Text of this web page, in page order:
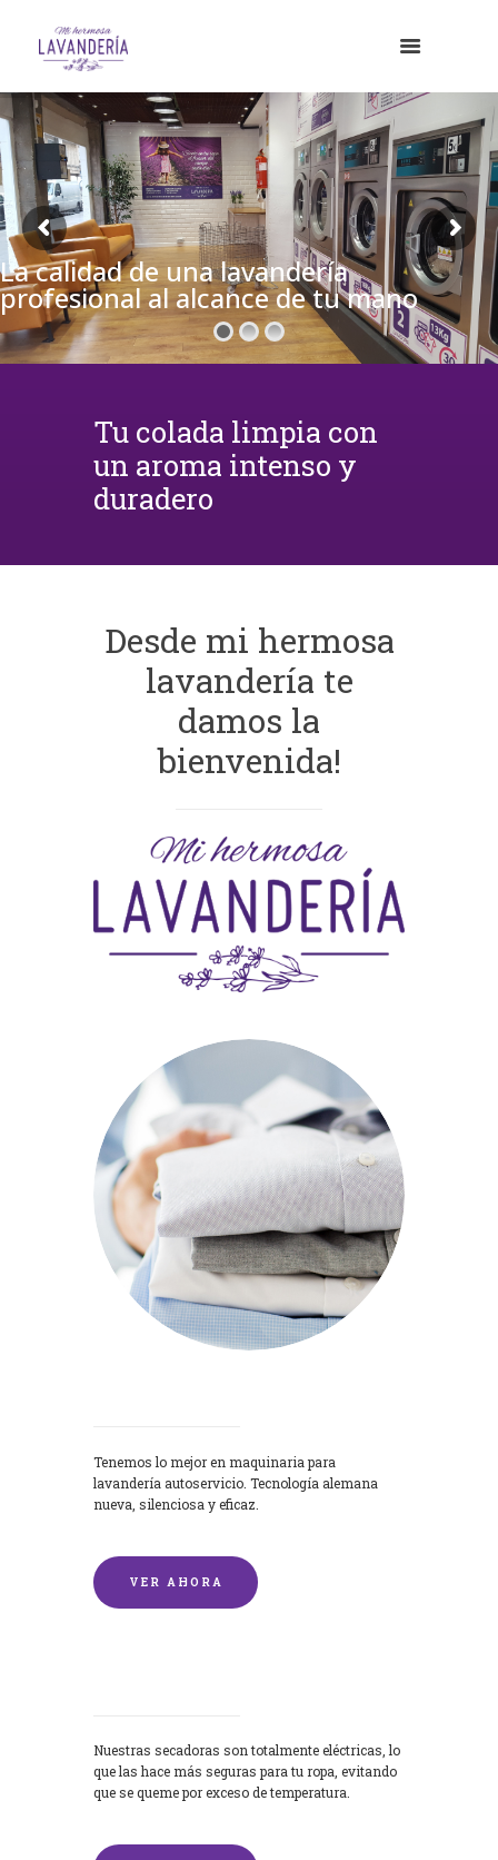
La calidad de una lavandería
profesional al alcance de tu mano
Tu colada limpia con
un aroma intenso y
duradero
Desde mi hermosa
lavandería te
damos la
bienvenida!
Tenemos lo mejor en maquinaria para
lavandería autoservicio. Tecnología alemana
nueva, silenciosa y eficaz.
VER AHORA
Nuestras secadoras son totalmente eléctricas, lo
que las hace más seguras para tu ropa, evitando
que se queme por exceso de temperatura.